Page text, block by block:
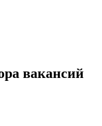
вакансий